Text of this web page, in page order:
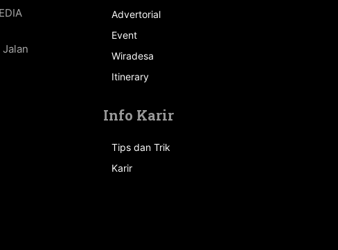
Advertorial
Event
Wiradesa
Itinerary
Info Karir
Tips dan Trik
Karir